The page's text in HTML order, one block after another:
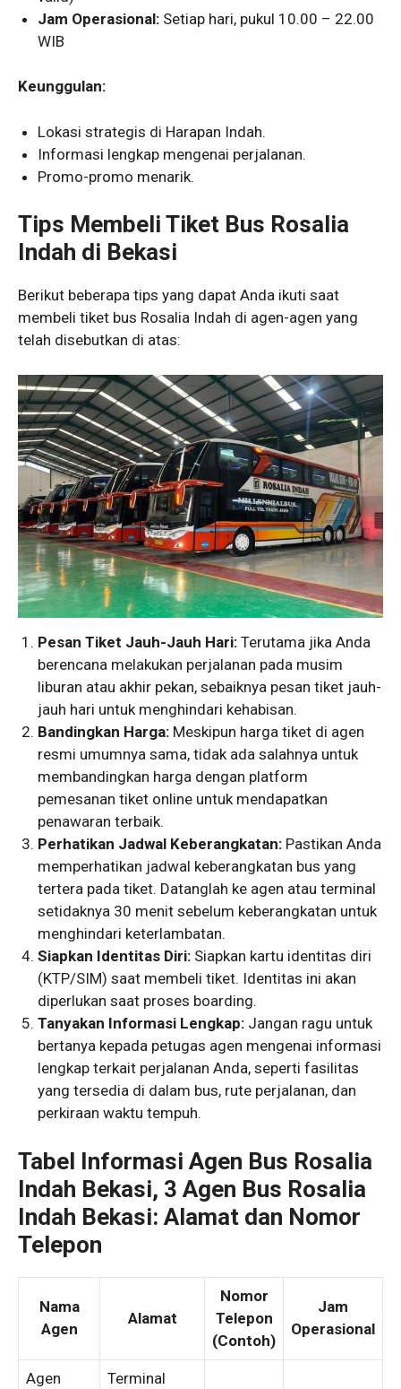
Jam Operasional: Setiap hari, pukul 10.00 – 22.00
WIB
Keunggulan:
Lokasi strategis di Harapan Indah.
Informasi lengkap mengenai perjalanan.
Promo-promo menarik.
Tips Membeli Tiket Bus Rosalia
Indah di Bekasi
Berikut beberapa tips yang dapat Anda ikuti saat
membeli tiket bus Rosalia Indah di agen-agen yang
telah disebutkan di atas:
Pesan Tiket Jauh-Jauh Hari: Terutama jika Anda
berencana melakukan perjalanan pada musim
liburan atau akhir pekan, sebaiknya pesan tiket jauh-
jauh hari untuk menghindari kehabisan.
Bandingkan Harga: Meskipun harga tiket di agen
resmi umumnya sama, tidak ada salahnya untuk
membandingkan harga dengan platform
pemesanan tiket online untuk mendapatkan
penawaran terbaik.
Perhatikan Jadwal Keberangkatan: Pastikan Anda
memperhatikan jadwal keberangkatan bus yang
tertera pada tiket. Datanglah ke agen atau terminal
setidaknya 30 menit sebelum keberangkatan untuk
menghindari keterlambatan.
Siapkan Identitas Diri: Siapkan kartu identitas diri
(KTP/SIM) saat membeli tiket. Identitas ini akan
diperlukan saat proses boarding.
Tanyakan Informasi Lengkap: Jangan ragu untuk
bertanya kepada petugas agen mengenai informasi
lengkap terkait perjalanan Anda, seperti fasilitas
yang tersedia di dalam bus, rute perjalanan, dan
perkiraan waktu tempuh.
Tabel Informasi Agen Bus Rosalia
Indah Bekasi, 3 Agen Bus Rosalia
Indah Bekasi: Alamat dan Nomor
Telepon
Nama
Agen
Alamat
Nomor
Telepon
(Contoh)
Jam
Operasional
Agen Terminal